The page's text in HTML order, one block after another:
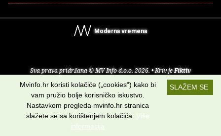
Moderna vremena
Sva prava pridržana © MV Info d.o.o. 2026. • Kriv jeFiktiv
Uvjeti korištenja RSS kanali
Potraži nas na:
SLAŽEM SE
Mvinfo.hr koristi kolačiće („cookies“) kako bi
vam pružio bolje korisničko iskustvo.
Nastavkom pregleda mvinfo.hr stranica
slažete se sa korištenjem kolačića. Više
informacija